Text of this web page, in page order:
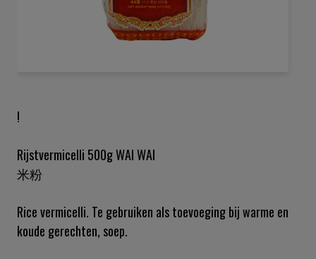
het
begin
de
afbeeldingen-
gallerij
!
Rijstvermicelli 500g WAI WAI
米粉
Rice vermicelli. Te gebruiken als toevoeging bij warme en
koude gerechten, soep.